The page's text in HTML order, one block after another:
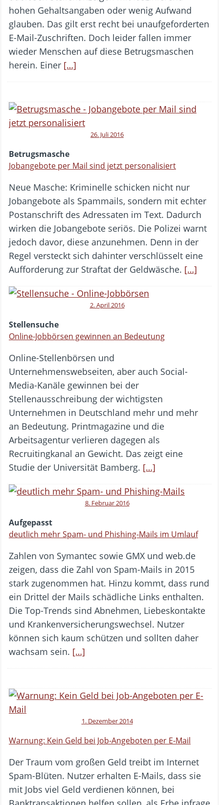
hohen Gehaltsangaben oder wenig Aufwand
glauben. Das gilt erst recht bei unaufgeforderten
E-Mail-Zuschriften. Doch leider fallen immer
wieder Menschen auf diese Betrugsmaschen
herein. Einer […]
26. Juli 2016
Betrugsmasche
Jobangebote per Mail sind jetzt personalisiert
Neue Masche: Kriminelle schicken nicht nur
Jobangebote als Spammails, sondern mit echter
Postanschrift des Adressaten im Text. Dadurch
wirken die Jobangebote seriös. Die Polizei warnt
jedoch davor, diese anzunehmen. Denn in der
Regel versteckt sich dahinter verschlüsselt eine
Aufforderung zur Straftat der Geldwäsche. […]
2. April 2016
Stellensuche
Online-Jobbörsen gewinnen an Bedeutung
Online-Stellenbörsen und
Unternehmenswebseiten, aber auch Social-
Media-Kanäle gewinnen bei der
Stellenausschreibung der wichtigsten
Unternehmen in Deutschland mehr und mehr
an Bedeutung. Printmagazine und die
Arbeitsagentur verlieren dagegen als
Recruitingkanal an Gewicht. Das zeigt eine
Studie der Universität Bamberg. […]
8. Februar 2016
Aufgepasst
deutlich mehr Spam- und Phishing-Mails im Umlauf
Zahlen von Symantec sowie GMX und web.de
zeigen, dass die Zahl von Spam-Mails in 2015
stark zugenommen hat. Hinzu kommt, dass rund
ein Drittel der Mails schädliche Links enthalten.
Die Top-Trends sind Abnehmen, Liebeskontakte
und Krankenversicherungswechsel. Nutzer
können sich kaum schützen und sollten daher
wachsam sein. […]
1. Dezember 2014
Warnung: Kein Geld bei Job-Angeboten per E-Mail
Der Traum vom großen Geld treibt im Internet
Spam-Blüten. Nutzer erhalten E-Mails, dass sie
mit Jobs viel Geld verdienen können, bei